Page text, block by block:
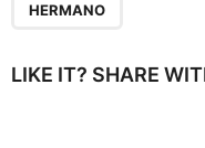
o
HERMANO
LIKE IT? SHARE